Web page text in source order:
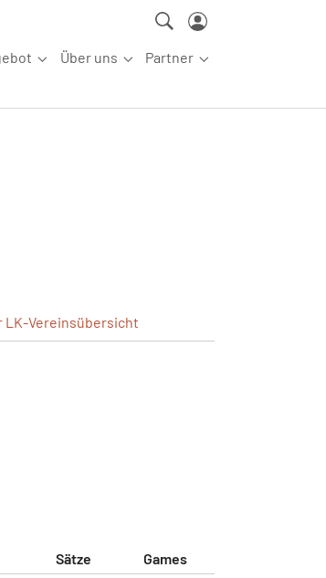
for "Aus-/Fortbildung"
Submenu for "Angebot"
Über uns
Submenu for "Über uns"
Partner
Submenu for
LK-Vereinsübersicht
Sätze
Games